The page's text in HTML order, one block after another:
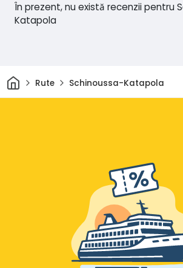
În prezent, nu există recenzii pentru
Katapola
AcasăRute Schinoussa-Katapola